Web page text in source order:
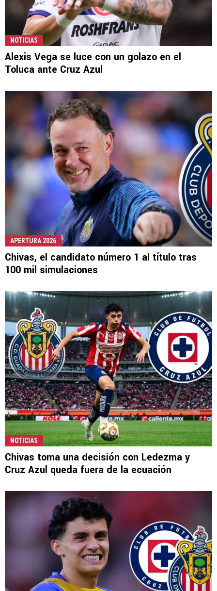
NOTICIAS
Alexis Vega se luce con un golazo en el
Toluca ante Cruz Azul
APERTURA 2026
Chivas, el candidato número 1 al título tras
100 mil simulaciones
NOTICIAS
Chivas toma una decisión con Ledezma y
Cruz Azul queda fuera de la ecuación